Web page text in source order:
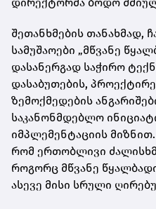
შეთანხმების თანახმად,
სამუშაოები „მწვანე
დასანერგად საჭირო
დასაბუთების,
ზემოქმედების
საკანონმდებლო
იმპლემენტაციის
რომ ერთობლივი
როგორც მწვანე
ასევე მისი სრული